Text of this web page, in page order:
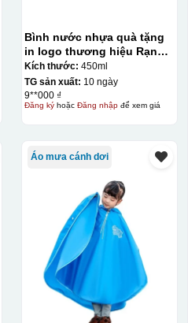
Bình nước nhựa quà tặng
in logo thương hiệu Rạng
Đông 450ml KQ-BNN01
Kích thước: 450ml
TG sản xuất: 10 ngày
9**000 ₫
Đăng kýhoặc Đăng nhậpđể xem giá
Áo mưa cánh dơi